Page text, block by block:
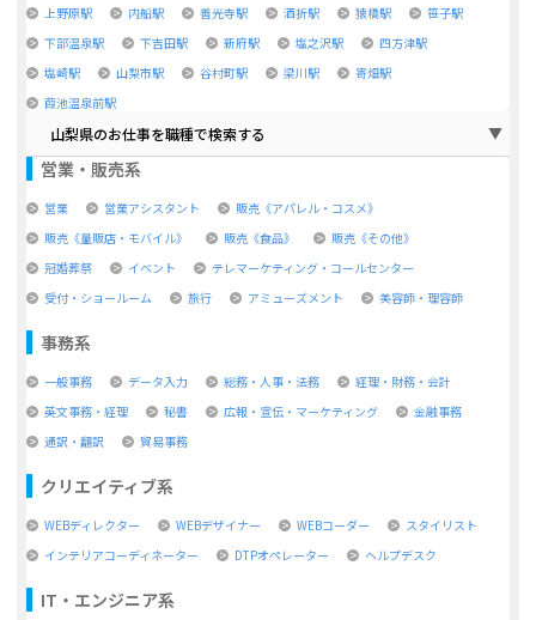
上野原駅
内船駅 善光寺駅 酒折駅 猿橋駅
笹子駅
下部温泉駅
下吉田駅 新府駅 塩之沢駅
四方津駅
塩崎駅
山梨市駅 谷村町駅 梁川駅
寄畑駅
葭池温泉前駅
山梨県のお仕事を職種で検索する
営業・販売系
営業 営業アシスタント
販売《アパレル・コスメ》
販売《量販店・モバイル》
販売《食品》
販売《その他》
冠婚葬祭
イベント
テレマーケティング・コールセンター
受付・ショールーム
旅行 アミューズメント 美容師・理容師
事務系
一般事務 データ入力 総務・人事・法務
経理・財務・会計
英文事務・経理
秘書 広報・宣伝・マーケティング
金融事務
通訳・翻訳
貿易事務
クリエイティブ系
WEBディレクター WEBデザイナー WEBコーダー
スタイリスト
インテリアコーディネーター
DTPオペレーター ヘルプデスク
IT・エンジニア系